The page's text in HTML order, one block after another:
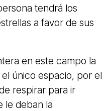
tendrá los
a favor de sus
en este campo la
único espacio, por el
respirar para ir
le deban la